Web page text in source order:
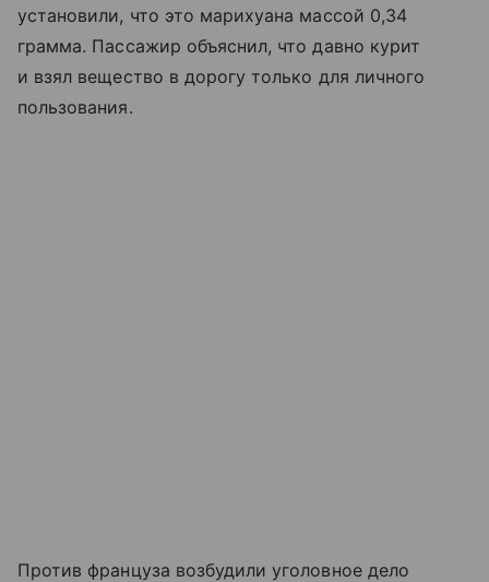
установили, что это марихуана массой 0,34
грамма. Пассажир объяснил, что давно курит
и взял вещество в дорогу только для личного
пользования.
Против француза возбудили уголовное дело